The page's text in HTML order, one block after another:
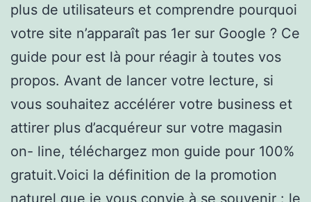
plus de utilisateurs et comprendre pourquoi
votre site n’apparaît pas 1er sur Google ? Ce
guide pour est là pour réagir à toutes vos
propos. Avant de lancer votre lecture, si
vous souhaitez accélérer votre business et
attirer plus d’acquéreur sur votre magasin
on- line, téléchargez mon guide pour 100%
gratuit.Voici la définition de la promotion
naturel que je vous convie à se souvenir : le